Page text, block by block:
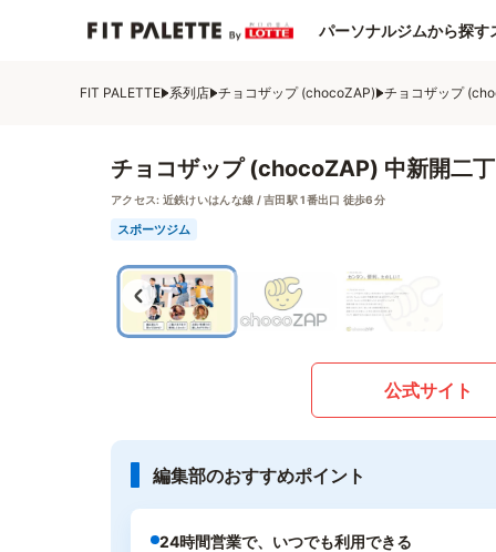
パーソナルジムから探す
FIT PALETTE 系列店 チョコザップ (chocoZAP) チョコザップ
チョコザップ (chocoZAP) 中新開二
アクセス: 近鉄けいはんな線 / 吉田駅 1番出口 徒歩6分
スポーツジム
公式サイト
編集部のおすすめポイント
24時間営業で、いつでも利用できる